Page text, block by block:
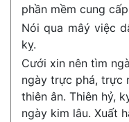
phần mềm cung
Nói qua mâý việc
kỵ.
Cưới xin nên tìm
ngày trực phá, trực
thiên ân. Thiên hỷ,
ngày kim lâu. Xuất